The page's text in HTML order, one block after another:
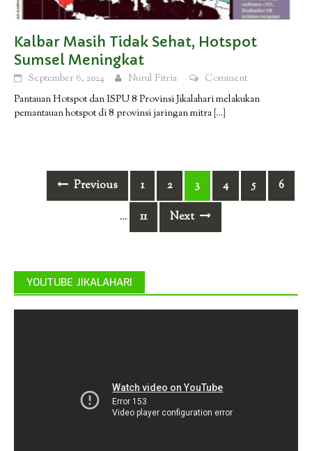
Kalbar Masih Tidak Sehat, Hotspot
Sumsel Meningkat
September 6, 2024 Nurul Fitria
Comment
Pantauan Hotspot dan ISPU 8 Provinsi Jikalahari melakukan
pemantauan hotspot di 8 provinsi jaringan mitra […]
Posts
navigation
Previous 1 2 3 4 5 6
… 11 Next
YOUTUBE JIKALAHARI